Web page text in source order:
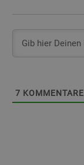
7 KOMMENTARE